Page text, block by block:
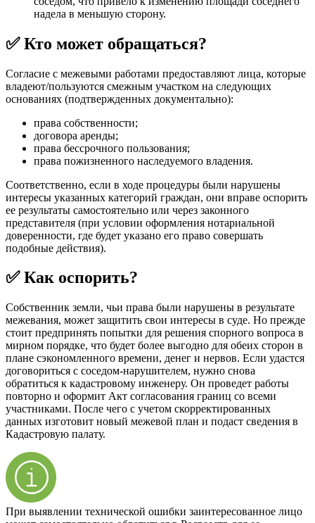
надела в меньшую сторону.
✅ Кто может обращаться?
Согласие с межевыми работами предоставляют лица, которые
владеют/пользуются смежным участком на следующих
основаниях (подтвержденных документально):
права собственности;
договора аренды;
права бессрочного пользования;
права пожизненного наследуемого владения.
Соответственно, если в ходе процедуры были нарушены
интересы указанных категорий граждан, они вправе оспорить
ее результаты самостоятельно или через законного
представителя (при условии оформления нотариальной
доверенности, где будет указано его право совершать
подобные действия).
✅ Как оспорить?
Собственник земли, чьи права были нарушены в результате
межевания, может защитить свои интересы в суде. Но прежде
стоит предпринять попытки для решения спорного вопроса в
мирном порядке, что будет более выгодно для обеих сторон в
плане сэкономленного времени, денег и нервов. Если удастся
договориться с соседом-нарушителем, нужно снова
обратиться к кадастровому инженеру. Он проведет работы
повторно и оформит Акт согласования границ со всеми
участниками. После чего с учетом скорректированных
данных изготовит новый межевой план и подаст сведения в
Кадастровую палату.
При выявлении технической ошибки заинтересованное лицо